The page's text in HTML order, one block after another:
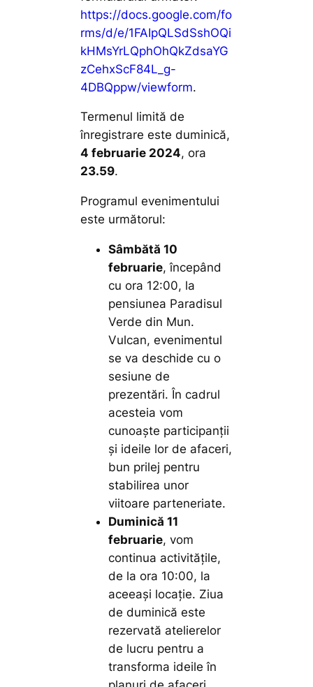
https://docs.google.com/fo
rms/d/e/1FAIpQLSdSshOQi
kHMsYrLQphOhQkZdsaYG
zCehxScF84L_g-
4DBQppw/viewform.
Termenul limită de
înregistrare este duminică,
4 februarie 2024, ora
23.59.
Programul evenimentului
este următorul:
Sâmbătă 10
februarie, începând
cu ora 12:00, la
pensiunea Paradisul
Verde din Mun.
Vulcan, evenimentul
se va deschide cu o
sesiune de
prezentări. În cadrul
acesteia vom
cunoaște participanții
și ideile lor de afaceri,
bun prilej pentru
stabilirea unor
viitoare parteneriate.
Duminică 11
februarie, vom
continua activitățile,
de la ora 10:00, la
aceeași locație. Ziua
de duminică este
rezervată atelierelor
de lucru pentru a
transforma ideile în